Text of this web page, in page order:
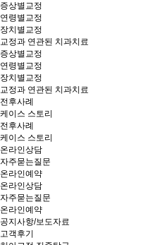
증상별교정
연령별교정
장치별교정
교정과 연관된 치과치료
증상별교정
연령별교정
장치별교정
교정과 연관된 치과치료
전후사례
케이스 스토리
전후사례
케이스 스토리
온라인상담
자주묻는질문
온라인예약
온라인상담
자주묻는질문
온라인예약
공지사항/보도자료
고객후기